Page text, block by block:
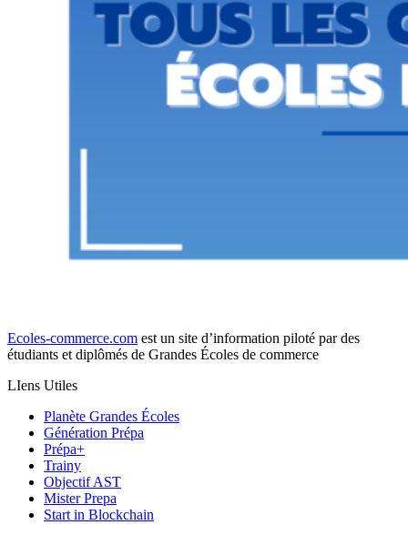
Ecoles-commerce.com est un site d’information piloté par des
étudiants et diplômés de Grandes Écoles de commerce
LIens Utiles
Planète Grandes Écoles
Génération Prépa
Prépa+
Trainy
Objectif AST
Mister Prepa
Start in Blockchain